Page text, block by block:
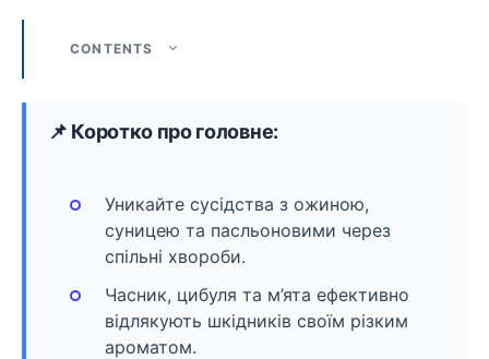
CONTENTS
📌 Коротко про головне:
Уникайте сусідства з ожиною,
суницею та пасльоновими через
спільні хвороби.
Часник, цибуля та м’ята ефективно
відлякують шкідників своїм різким
ароматом.